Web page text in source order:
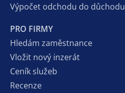
Výpočet odchodu do důchodu
PRO FIRMY
Hledám zaměstnance
Vložit nový inzerát
Ceník služeb
Recenze